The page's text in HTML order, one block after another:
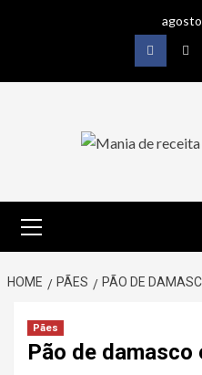
Facebook
Menu
HOME PÃES PÃO DE
Pães
Pão de damasco